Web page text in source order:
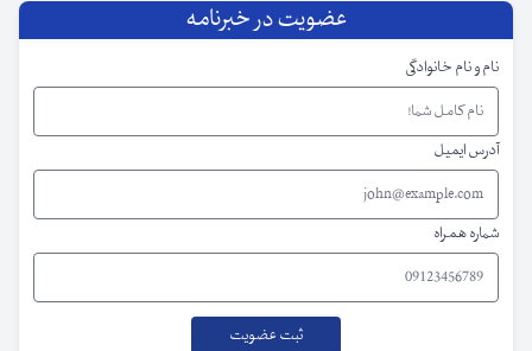
عضویت در خبرنامه
نام و نام خانوادگی
آدرس ایمیل
شماره همراه